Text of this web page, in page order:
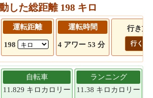
した総距離 198 キロ
運転距離
198
運転時間
4 アワー 53 分
行き方
行く!
自転車
11.829 キロカロリー
ランニング
11.38 キロカロリー